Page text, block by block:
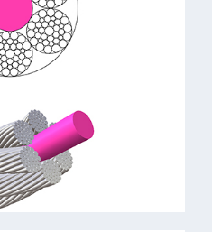
Material:
Eigenschaften:
erfahren
anfragen